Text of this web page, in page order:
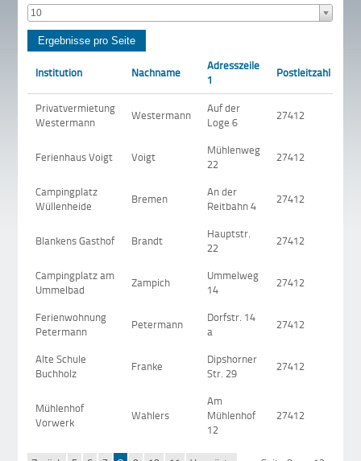
10
Institution Nachname
Adresszeile
1
Postleitzahl
Privatvermietung
Westermann
Westermann
Auf der
Loge 6
27412
Ferienhaus Voigt Voigt
Mühlenweg
22
27412
Campingplatz
Wüllenheide
Bremen
An der
Reitbahn 4
27412
Blankens Gasthof Brandt
Hauptstr.
22
27412
Campingplatz am
Ummelbad
Zampich
Ummelweg
14
27412
Ferienwohnung
Petermann
Petermann
Dorfstr. 14
a
27412
Alte Schule
Buchholz
Franke
Dipshorner
Str. 29
27412
Mühlenhof
Vorwerk
Wahlers
Am
Mühlenhof
12
27412